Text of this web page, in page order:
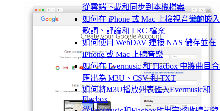
從雲端下載和同步到本機檔案
如何在 iPhone 或 Mac 上檢視音樂的嵌
歌詞、評論和 LRC 檔案
如何使用 WebDAV 連接 NAS 儲存並在
iPhone 或 Mac 上聽音樂
如何在 Evermusic 和 Flacbox 中將曲目
匯出為 M3U、CSV 和 TXT
如何將M3U播放列表匯入Evermusic和
Flacbox